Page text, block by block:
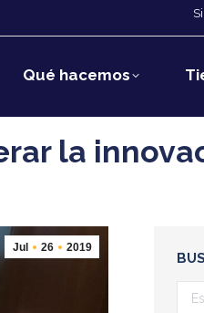
Qué hacemos
la
Jul 26 2019